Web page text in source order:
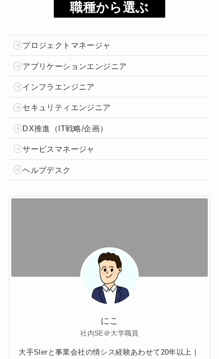
職種から選ぶ
プロジェクトマネージャ
アプリケーションエンジニア
インフラエンジニア
セキュリティエンジニア
DX推進（IT戦略/企画）
サービスマネージャ
ヘルプデスク
にこ
社内SE＠大学職員
大手SIerと事業会社の情シス経験あわせて20年以上｜